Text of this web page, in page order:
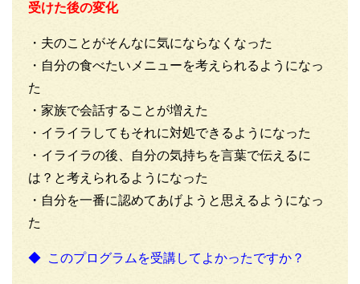
受けた後の変化
・夫のことがそんなに気にならなくなった
・自分の食べたいメニューを考えられるようになっ
た
・家族で会話することが増えた
・イライラしてもそれに対処できるようになった
・イライラの後、自分の気持ちを言葉で伝えるに
は？と考えられるようになった
・自分を一番に認めてあげようと思えるようになっ
た
◆ このプログラムを受講してよかったですか？